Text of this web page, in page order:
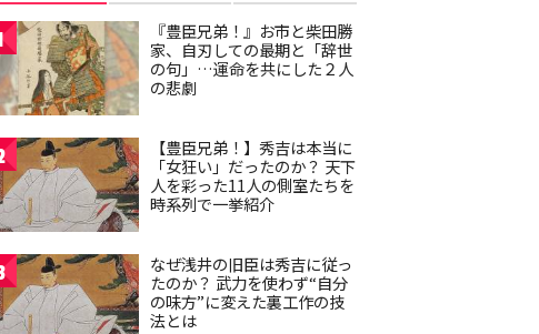
『豊臣兄弟！』お市と柴田勝
家、自刃しての最期と「辞世
の句」…運命を共にした２人
の悲劇
【豊臣兄弟！】秀吉は本当に
「女狂い」だったのか？ 天下
人を彩った11人の側室たちを
時系列で一挙紹介
なぜ浅井の旧臣は秀吉に従っ
たのか？ 武力を使わず“自分
の味方”に変えた裏工作の技
法とは